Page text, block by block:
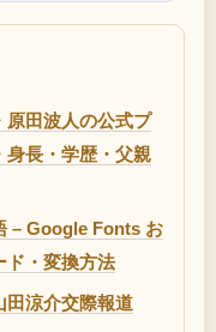
原田波人の公式プ
身長・学歴・父親
– Google Fonts お
ド・変換方法
田涼介交際報道